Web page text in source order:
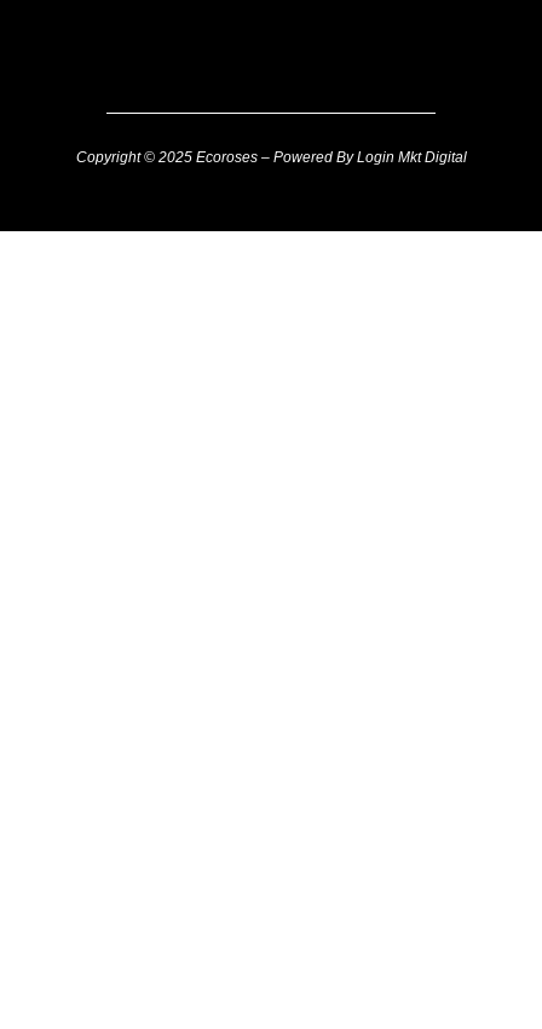
Copyright © 2025 Ecoroses – Powered By Login Mkt Digital